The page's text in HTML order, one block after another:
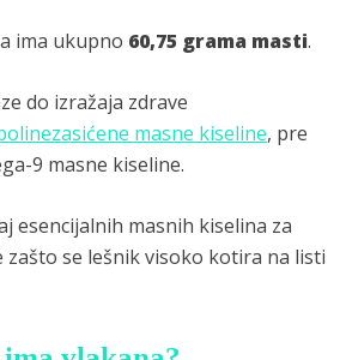
ima ukupno 60,75 grama masti.
do izražaja zdrave
masne kiseline, pre
9 masne kiseline.
esencijalnih masnih kiselina za
zašto se lešnik visoko kotira na listi